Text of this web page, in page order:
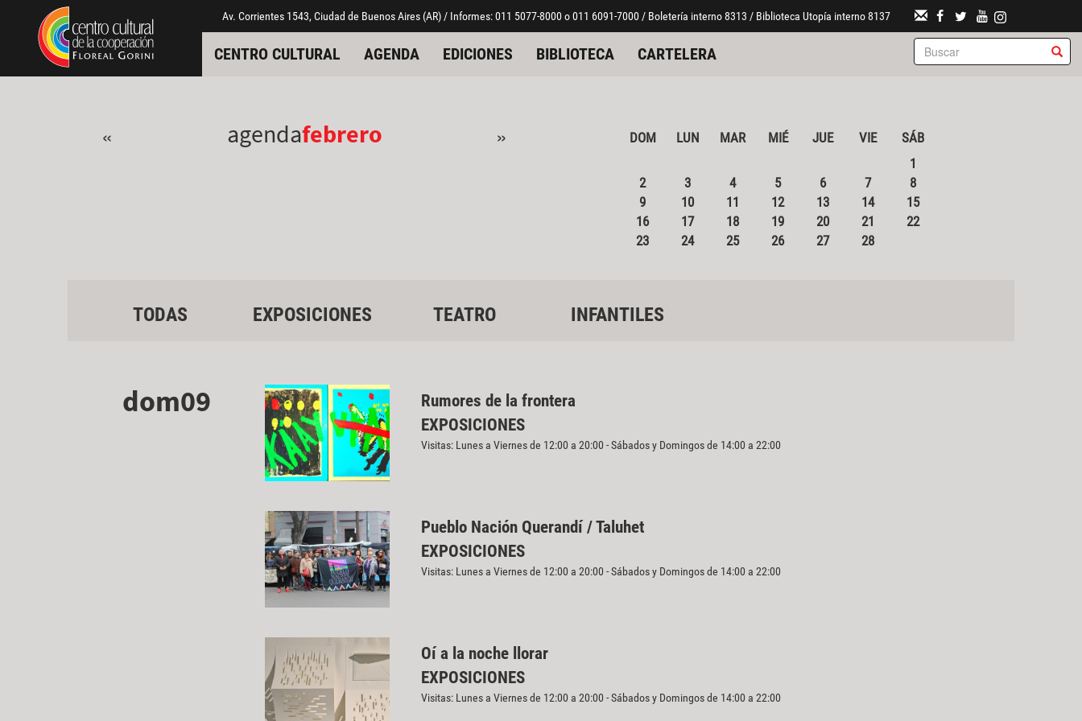
Pasar al contenido principal
Jump to main content Av. Corrientes 1543, Ciudad de Buenos Aires (AR) / Informes: 011 5077-8000 o 011 6091-7000 / Boletería interno 8313 / Biblioteca Utopía interno 8137
CENTRO CULTURAL AGENDA EDICIONES BIBLIOTECA CARTELERA
« agendafebrero » DOM LUN MAR MIÉ JUE VIE
SÁB
1
2
3 4 5 6 7
8
9
10 11 12 13 14
15
16
17 18 19 20 21
22
23
24 25 26 27 28
TODAS EXPOSICIONES TEATRO INFANTILES
dom09
Rumores de la frontera
EXPOSICIONES
Visitas: Lunes a Viernes de 12:00 a 20:00 - Sábados y Domingos de 14:00 a 22:00
Pueblo Nación Querandí / Taluhet
EXPOSICIONES
Visitas: Lunes a Viernes de 12:00 a 20:00 - Sábados y Domingos de 14:00 a 22:00
Oí a la noche llorar
EXPOSICIONES
Visitas: Lunes a Viernes de 12:00 a 20:00 - Sábados y Domingos de 14:00 a 22:00